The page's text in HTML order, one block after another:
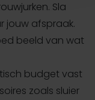
Sla
jouw afspraak.
beeld van wat
budget vast
zoals sluier